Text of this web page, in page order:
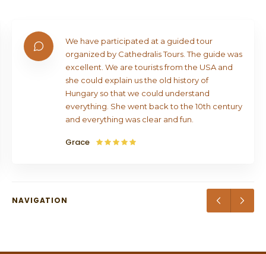
our personalized offer and make an
appointment! Details HERE
We have participated at a guided tour
organized by Cathedralis Tours. The guide was
excellent. We are tourists from the USA and
she could explain us the old history of
Hungary so that we could understand
everything. She went back to the 10th century
and everything was clear and fun.
Grace
NAVIGATION